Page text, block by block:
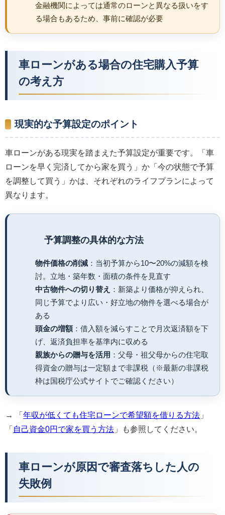
金融機関によっては通常のローンと異なる扱いをす
る場合もあるため、事前に確認が必要
車ローンがある場合の住宅購入予算
の考え方
現実的な予算設定のポイント
車ローンがある現実を踏まえた予算設定が重要です。「車
ローンを早く完済してから家を買う」か「今の状態で予算
を調整して買う」かは、それぞれのライフプランによって
異なります。
予算調整の具体的な方法
物件価格の削減 ：当初予算から10〜20%の減額を検
討。立地・築年数・面積の条件を見直す
中古物件への切り替え
：新築より価格が抑えられ、
同じ予算でより広い・好立地の物件を選べる場合が
ある
頭金の増額 ：借入額を減らすことで月次返済額を下
げ、返済負担率を基準内に収める
親族からの贈与を活用 ：父母・祖父母からの住宅取
得資金の贈与は一定額まで非課税（※最新の非課税
枠は国税庁公式サイトでご確認ください）
→ 「 年収が低くても住宅ローンで希望額を借りる方法 」
「 自己資金0円で家を買う方法 」も参照してください。
車ローンが原因で審査落ちした人の
失敗例